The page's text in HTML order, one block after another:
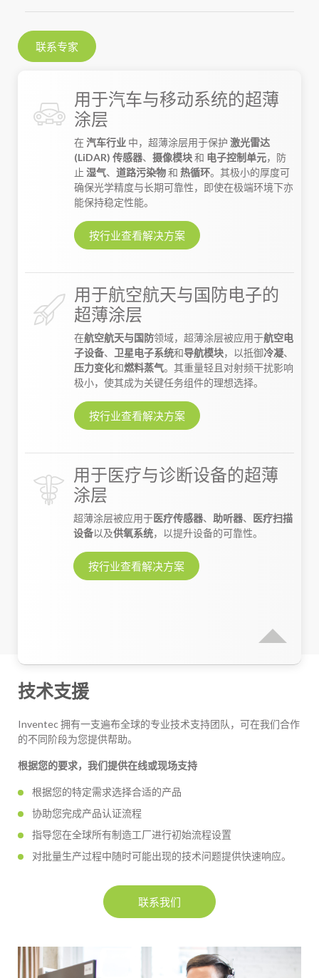
联系专家
用于汽车与移动系统的超薄
涂层
在 汽车行业 中，超薄涂层用于保护 激光雷达
(LiDAR) 传感器、 摄像模块和 电子控制单元，防
止 湿气、 道路污染物和 热循环。其极小的厚度可
确保光学精度与长期可靠性，即使在极端环境下亦
能保持稳定性能。
按行业查看解决方案
用于航空航天与国防电子的
超薄涂层
在航空航天与国防领域，超薄涂层被应用于航空电
子设备、 卫星电子系统和导航模块，以抵御冷凝、
压力变化和燃料蒸气。其重量轻且对射频干扰影响
极小，使其成为关键任务组件的理想选择。
按行业查看解决方案
用于医疗与诊断设备的超薄
涂层
超薄涂层被应用于医疗传感器、 助听器、 医疗扫描
设备以及供氧系统，以提升设备的可靠性。
按行业查看解决方案
技术支援
Inventec 拥有一支遍布全球的专业技术支持团队，可在我们合作
的不同阶段为您提供帮助。
根据您的要求，我们提供在线或现场支持
根据您的特定需求选择合适的产品
协助您完成产品认证流程
指导您在全球所有制造工厂进行初始流程设置
对批量生产过程中随时可能出现的技术问题提供快速响应。
联系我们